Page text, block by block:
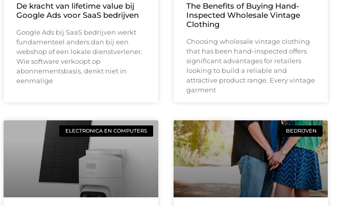
De kracht van lifetime value bij
Google Ads voor SaaS bedrijven
Google Ads bij SaaS bedrijven werkt
fundamenteel anders dan bij een
webshop of een lokale dienstverlener.
Wie software verkoopt op
abonnementsbasis, denkt niet in
eenmalige
The Benefits of Buying Hand-
Inspected Wholesale Vintage
Clothing
Choosing wholesale vintage clothing
that has been hand-inspected offers
significant advantages for retailers
looking to build a reliable and
attractive product range. Every vintage
garment
ELECTRONICA EN COMPUTERS BEDRIJVEN